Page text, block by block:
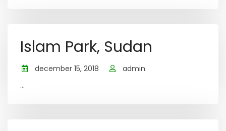
Islam Park, Sudan
december 15, 2018
admin
...